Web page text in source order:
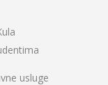
usluge